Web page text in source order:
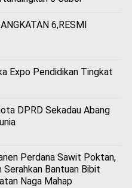
6,RESMI
Expo Pendidikan Tingkat
DPRD Sekadau Abang
Perdana Sawit Poktan,
Serahkan Bantuan Bibit
Naga Mahap